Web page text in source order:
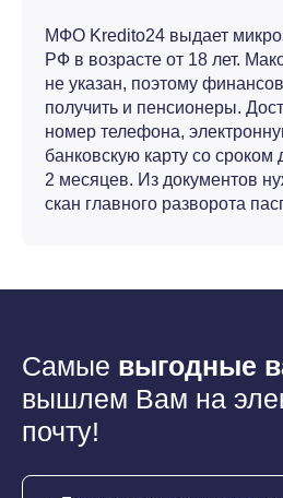
МФО Kredito24 выдает
РФ в возрасте от 18 лет.
не указан, поэтому
получить и пенсионеры.
номер телефона,
банковскую карту со
2 месяцев. Из документов
скан главного разворота
Самые выгодные
вышлем Вам на
почту!